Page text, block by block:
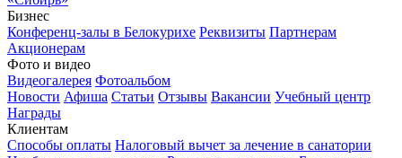
Бизнес
Конференц-залы в Белокурихе Реквизиты Партнерам
Акционерам
Фото и видео
Видеогалерея Фотоальбом
Новости Афиша Статьи Отзывы Вакансии Учебный центр
Награды
Клиентам
Способы оплаты Налоговый вычет за лечение в санатории